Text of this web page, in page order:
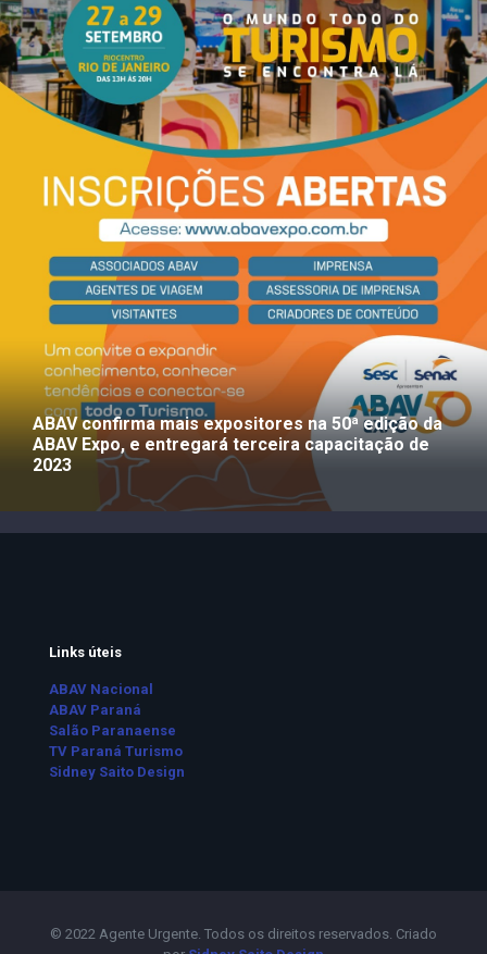
ABAV confirma mais expositores na 50ª edição da
ABAV Expo, e entregará terceira capacitação de
2023
Links úteis
ABAV Nacional
ABAV Paraná
Salão Paranaense
TV Paraná Turismo
Sidney Saito Design
© 2022 Agente Urgente. Todos os direitos reservados. Criado